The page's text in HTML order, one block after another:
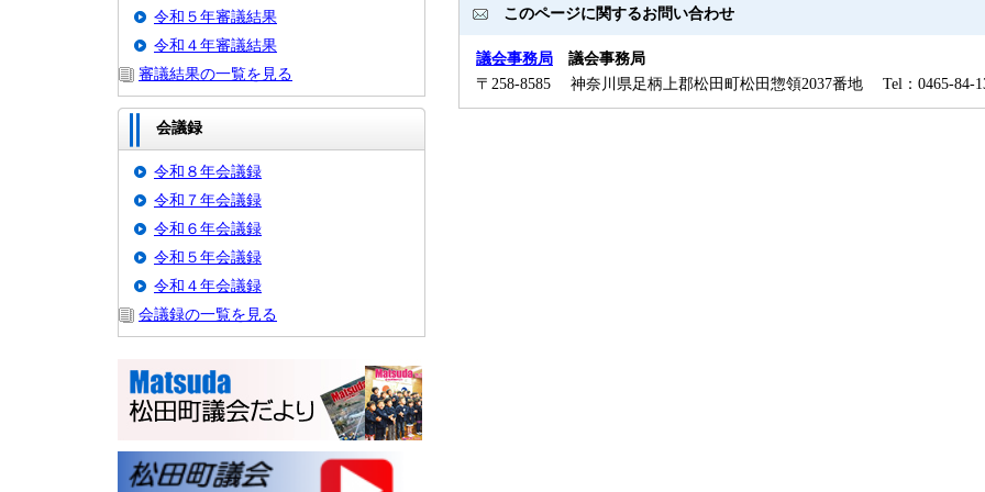
令和５年審議結果
令和４年審議結果
審議結果の一覧を見る
会議録
令和８年会議録
令和７年会議録
令和６年会議録
令和５年会議録
令和４年会議録
会議録の一覧を見る
このページに関するお問い合わせ
議会事務局 議会事務局
〒258-8585 神奈川県足柄上郡松田町松田惣領2037番地 Tel：0465-